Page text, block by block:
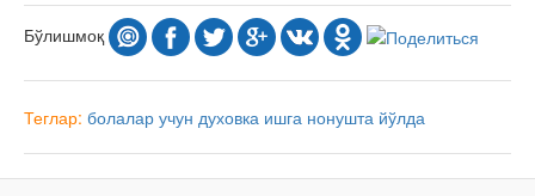
Бўлишмоқ
Теглар: болалар учун духовка ишга нонушта йўлда